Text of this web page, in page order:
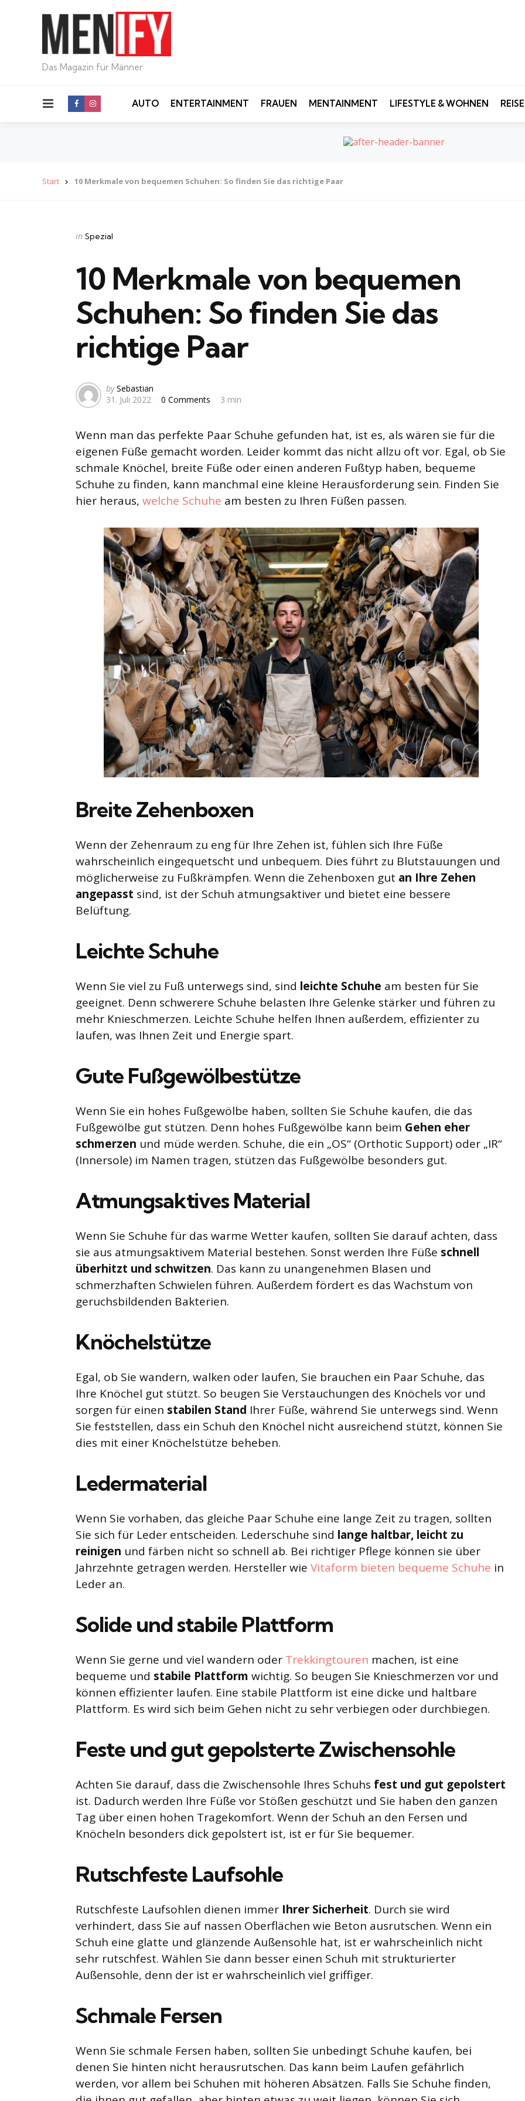
Das Magazin für Männer
Menu AUTO ENTERTAINMENT FRAUEN MENTAINMENT LIFESTYLE & WOHNEN
Start 10 Merkmale von bequemen Schuhen: So finden Sie das richtige Paar
Categories
Posted
in Spezial
10 Merkmale von bequemen
Schuhen: So finden Sie das
richtige Paar
Posted
by
by Sebastian
31. Juli 2022
0 Comments 3 min
Wenn man das perfekte Paar Schuhe gefunden hat, ist es, als wären sie für die
eigenen Füße gemacht worden. Leider kommt das nicht allzu oft vor. Egal, ob Sie
schmale Knöchel, breite Füße oder einen anderen Fußtyp haben, bequeme
Schuhe zu finden, kann manchmal eine kleine Herausforderung sein. Finden Sie
hier heraus, welche Schuhe am besten zu Ihren Füßen passen.
Breite Zehenboxen
Wenn der Zehenraum zu eng für Ihre Zehen ist, fühlen sich Ihre Füße
wahrscheinlich eingequetscht und unbequem. Dies führt zu Blutstauungen und
möglicherweise zu Fußkrämpfen. Wenn die Zehenboxen gut an Ihre Zehen
angepasst sind, ist der Schuh atmungsaktiver und bietet eine bessere
Belüftung.
Leichte Schuhe
Wenn Sie viel zu Fuß unterwegs sind, sind leichte Schuhe am besten für Sie
geeignet. Denn schwerere Schuhe belasten Ihre Gelenke stärker und führen zu
mehr Knieschmerzen. Leichte Schuhe helfen Ihnen außerdem, effizienter zu
laufen, was Ihnen Zeit und Energie spart.
Gute Fußgewölbestütze
Wenn Sie ein hohes Fußgewölbe haben, sollten Sie Schuhe kaufen, die das
Fußgewölbe gut stützen. Denn hohes Fußgewölbe kann beim Gehen eher
schmerzen und müde werden. Schuhe, die ein „OS“ (Orthotic Support) oder „IR“
(Innersole) im Namen tragen, stützen das Fußgewölbe besonders gut.
Atmungsaktives Material
Wenn Sie Schuhe für das warme Wetter kaufen, sollten Sie darauf achten, dass
sie aus atmungsaktivem Material bestehen. Sonst werden Ihre Füße schnell
überhitzt und schwitzen. Das kann zu unangenehmen Blasen und
schmerzhaften Schwielen führen. Außerdem fördert es das Wachstum von
geruchsbildenden Bakterien.
Knöchelstütze
Egal, ob Sie wandern, walken oder laufen, Sie brauchen ein Paar Schuhe, das
Ihre Knöchel gut stützt. So beugen Sie Verstauchungen des Knöchels vor und
sorgen für einen stabilen Stand Ihrer Füße, während Sie unterwegs sind. Wenn
Sie feststellen, dass ein Schuh den Knöchel nicht ausreichend stützt, können Sie
dies mit einer Knöchelstütze beheben.
Ledermaterial
Wenn Sie vorhaben, das gleiche Paar Schuhe eine lange Zeit zu tragen, sollten
Sie sich für Leder entscheiden. Lederschuhe sind lange haltbar, leicht zu
reinigen und färben nicht so schnell ab. Bei richtiger Pflege können sie über
Jahrzehnte getragen werden. Hersteller wie Vitaform bieten bequeme Schuhe in
Leder an.
Solide und stabile Plattform
Wenn Sie gerne und viel wandern oder Trekkingtouren machen, ist eine
bequeme und stabile Plattform wichtig. So beugen Sie Knieschmerzen vor und
können effizienter laufen. Eine stabile Plattform ist eine dicke und haltbare
Plattform. Es wird sich beim Gehen nicht zu sehr verbiegen oder durchbiegen.
Feste und gut gepolsterte Zwischensohle
Achten Sie darauf, dass die Zwischensohle Ihres Schuhs fest und gut gepolstert
ist. Dadurch werden Ihre Füße vor Stößen geschützt und Sie haben den ganzen
Tag über einen hohen Tragekomfort. Wenn der Schuh an den Fersen und
Knöcheln besonders dick gepolstert ist, ist er für Sie bequemer.
Rutschfeste Laufsohle
Rutschfeste Laufsohlen dienen immer Ihrer Sicherheit. Durch sie wird
verhindert, dass Sie auf nassen Oberflächen wie Beton ausrutschen. Wenn ein
Schuh eine glatte und glänzende Außensohle hat, ist er wahrscheinlich nicht
sehr rutschfest. Wählen Sie dann besser einen Schuh mit strukturierter
Außensohle, denn der ist er wahrscheinlich viel griffiger.
Schmale Fersen
Wenn Sie schmale Fersen haben, sollten Sie unbedingt Schuhe kaufen, bei
denen Sie hinten nicht herausrutschen. Das kann beim Laufen gefährlich
werden, vor allem bei Schuhen mit höheren Absätzen. Falls Sie Schuhe finden,